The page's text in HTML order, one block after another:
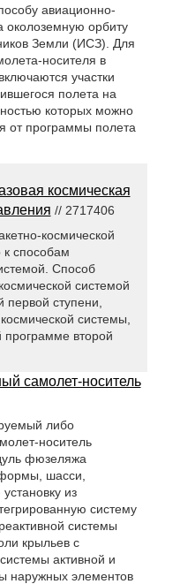
авиационно-
околоземную орбиту
Земли (ИСЗ). Для
носителя в
участки
полета на
которых можно
от программы полета
космическая
// 2717406
космической
к способам
Способ
системой
первой ступени,
системы,
программе второй
самолет-носитель
либо
носитель
фюзеляжа
шасси,
из
систему
системы
крыльев с
активной и
наружных элементов